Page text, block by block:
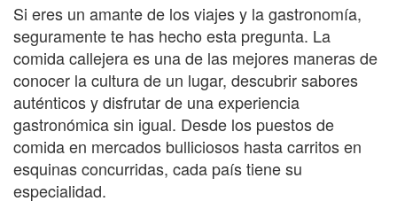
Si eres un amante de los viajes y la gastronomía,
seguramente te has hecho esta pregunta. La
comida callejera es una de las mejores maneras de
conocer la cultura de un lugar, descubrir sabores
auténticos y disfrutar de una experiencia
gastronómica sin igual. Desde los puestos de
comida en mercados bulliciosos hasta carritos en
esquinas concurridas, cada país tiene su
especialidad.